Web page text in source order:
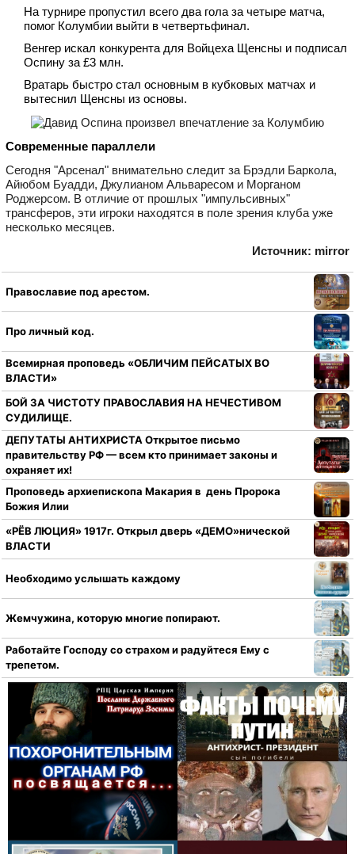
На турнире пропустил всего два гола за четыре матча,
помог Колумбии выйти в четвертьфинал.
Венгер искал конкурента для Войцеха Щенсны и подписал
Оспину за £3 млн.
Вратарь быстро стал основным в кубковых матчах и
вытеснил Щенсны из основы.
Современные параллели
Сегодня "Арсенал" внимательно следит за Брэдли Баркола,
Айюбом Буадди, Джулианом Альваресом и Морганом
Роджерсом. В отличие от прошлых "импульсивных"
трансферов, эти игроки находятся в поле зрения клуба уже
несколько месяцев.
Источник: mirror
Православие под арестом.
Про личный код.
Всемирная проповедь «ОБЛИЧИМ ПЕЙСАТЫХ ВО
ВЛАСТИ»
БОЙ ЗА ЧИСТОТУ ПРАВОСЛАВИЯ НА НЕЧЕСТИВОМ
СУДИЛИЩЕ.
ДЕПУТАТЫ АНТИХРИСТА Открытое письмо
правительству РФ — всем кто принимает законы и
охраняет их!
Проповедь архиепископа Макария в день Пророка
Божия Илии
«РЁВ ЛЮЦИЯ» 1917г. Открыл дверь «ДЕМО»нической
ВЛАСТИ
Необходимо услышать каждому
Жемчужина, которую многие попирают.
Работайте Господу со страхом и радуйтеся Ему с
трепетом.